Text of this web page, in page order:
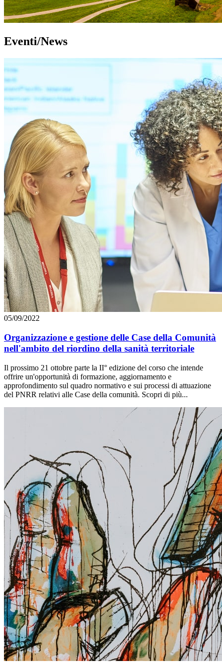
Eventi/News
05/09/2022
Organizzazione e gestione delle Case della Comunità
nell'ambito del riordino della sanità territoriale
Il prossimo 21 ottobre parte la II° edizione del corso che intende
offrire un'opportunità di formazione, aggiornamento e
approfondimento sul quadro normativo e sui processi di attuazione
del PNRR relativi alle Case della comunità. Scopri di più...